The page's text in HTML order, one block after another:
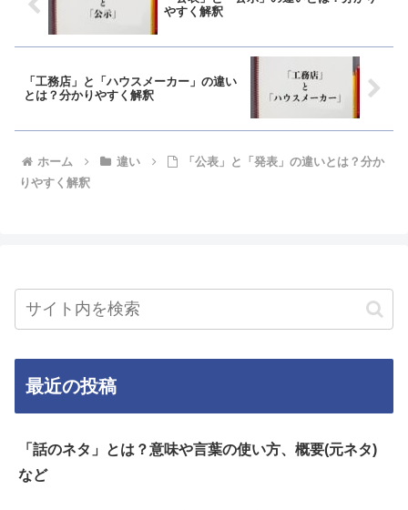
やすく解釈
「工務店」と「ハウスメーカー」の違い
とは？分かりやすく解釈
ホーム 違い
「公表」と「発表」の違いとは？分か
りやすく解釈
最近の投稿
「話のネタ」とは？意味や言葉の使い方、概要(元ネタ)
など